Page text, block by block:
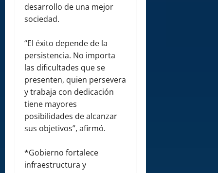
desarrollo de una mejor
sociedad.
“El éxito depende de la
persistencia. No importa
las dificultades que se
presenten, quien persevera
y trabaja con dedicación
tiene mayores
posibilidades de alcanzar
sus objetivos”, afirmó.
*Gobierno fortalece
infraestructura y